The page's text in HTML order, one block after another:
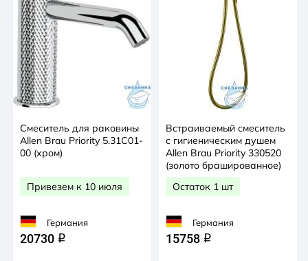
Смеситель для раковины
Allen Brau Priority 5.31С01-
00 (хром)
Привезем к 10 июля
Германия
20730 q
Встраиваемый смеситель
с гигиеническим душем
Allen Brau Priority 330520
(золото брашированное)
Остаток 1 шт
Германия
15758 q